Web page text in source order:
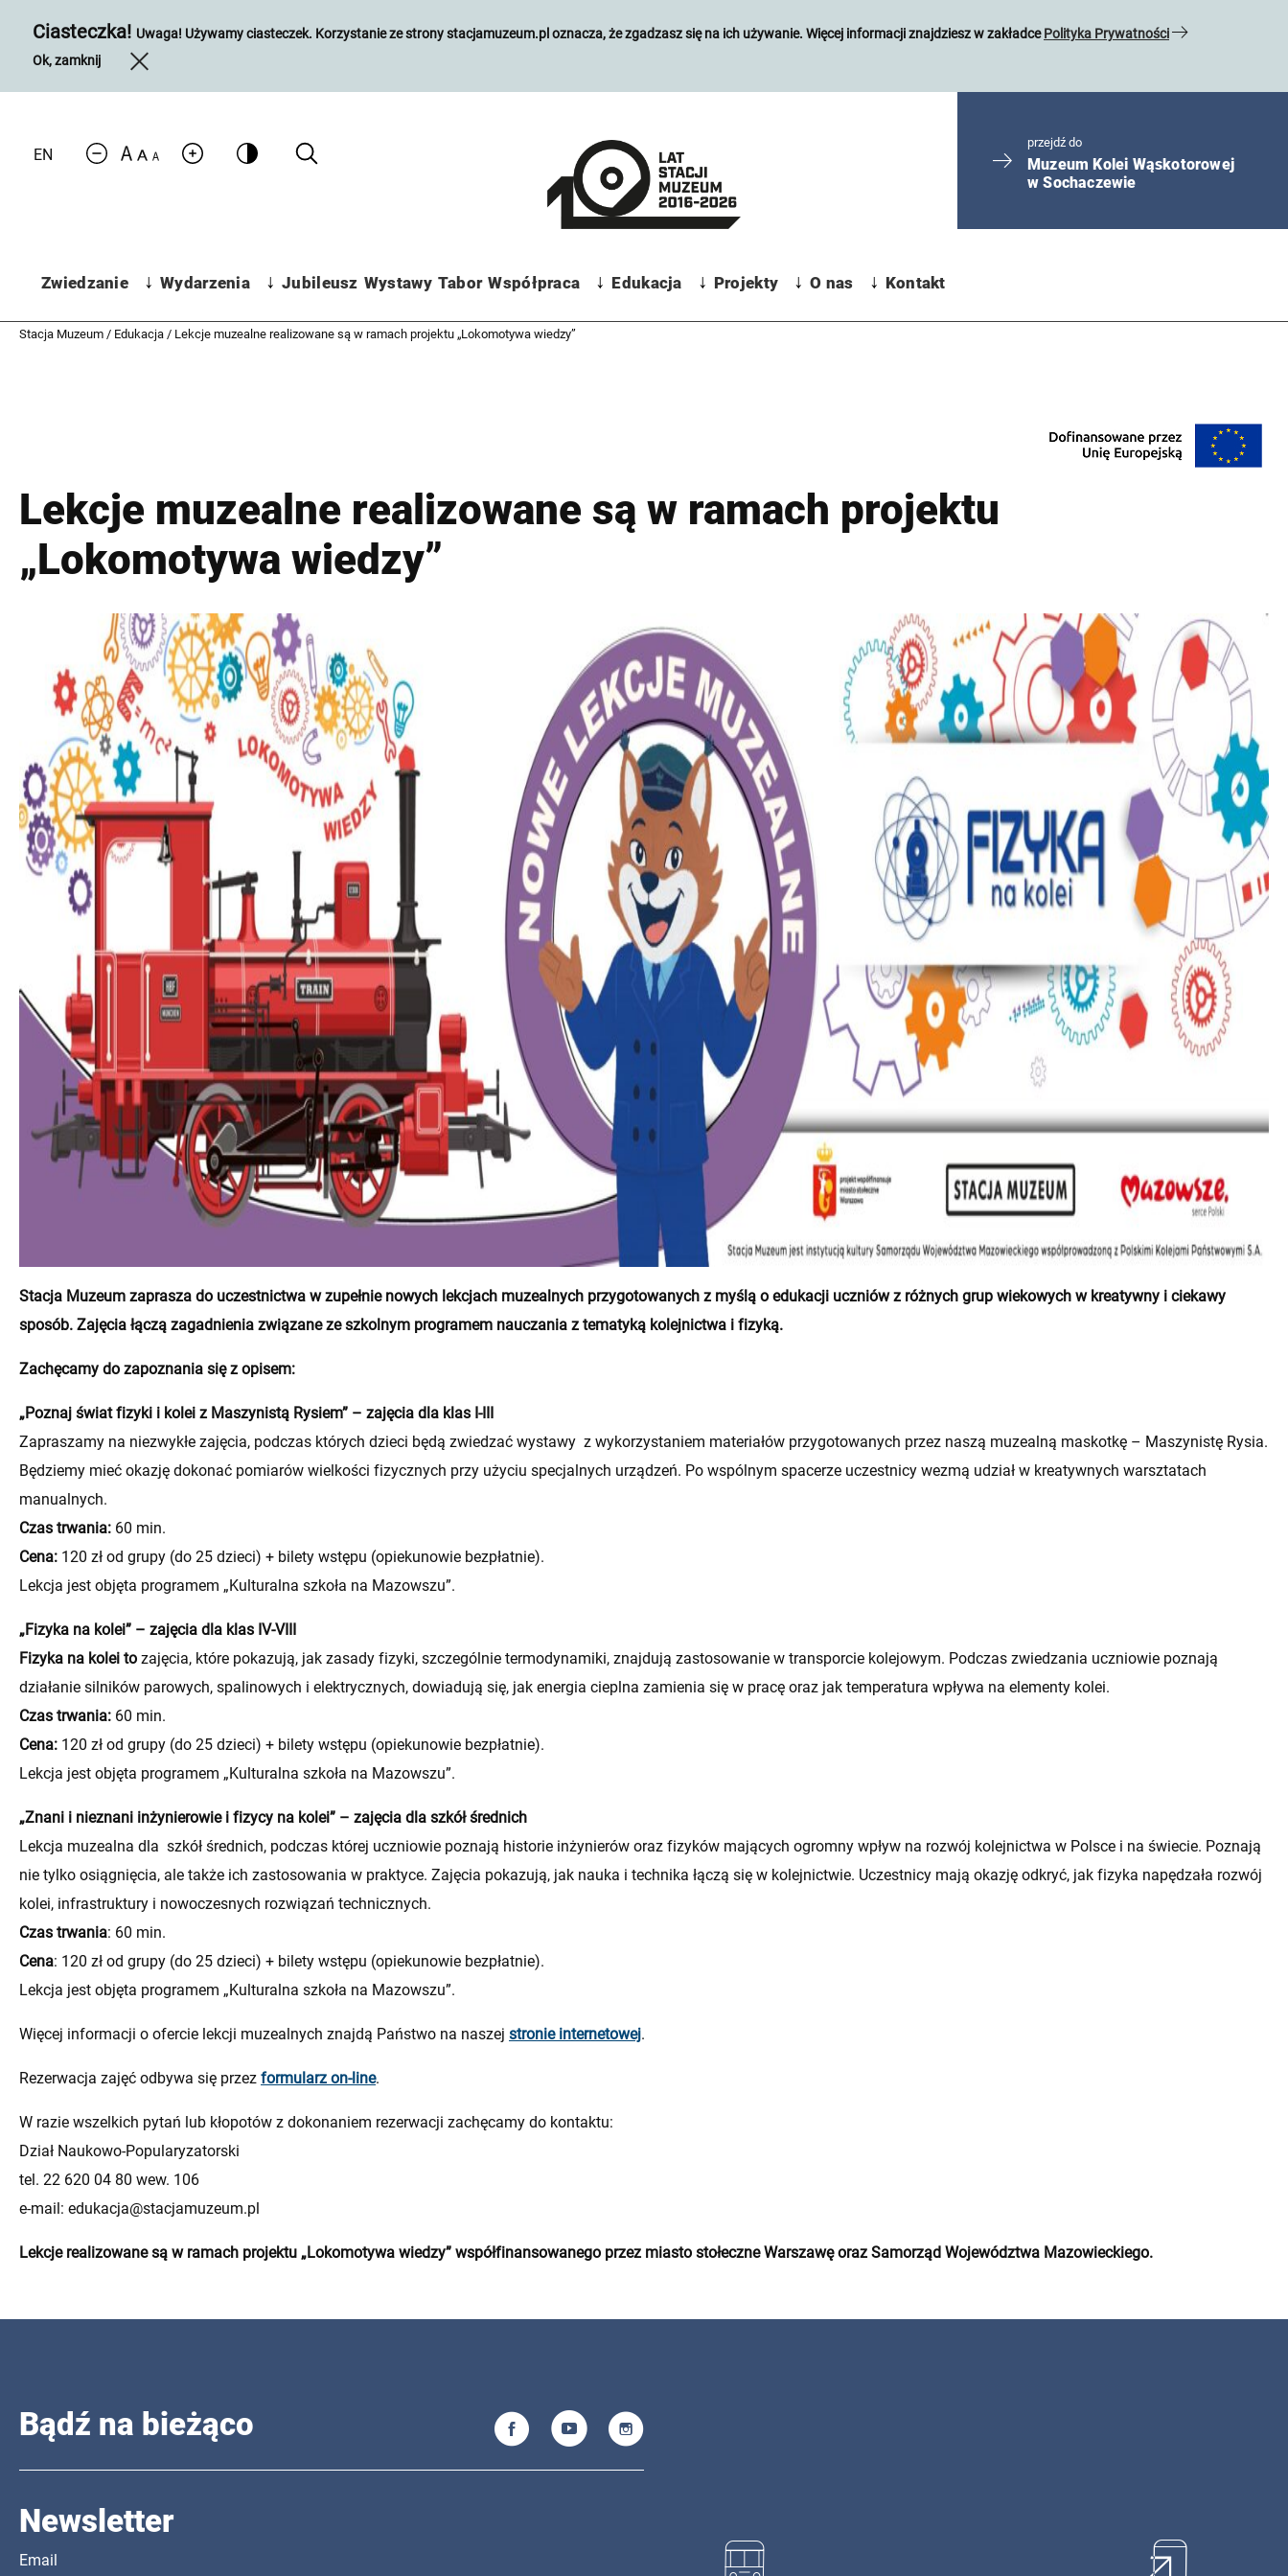
Ciasteczka! Uwaga! Używamy ciasteczek. Korzystanie ze strony stacjamuzeum.pl oznacza, że zgadzasz się na ich używanie. Więcej informacji znajdziesz w zakładcePolityka Prywatności
Ok, zamknij
EN
przejdź do
Muzeum Kolei Wąskotorowej
w Sochaczewie
Zwiedzanie
Expand
menu
Wydarzenia
Expand
menu
Jubileusz Wystawy Tabor Współpraca
Expand
menu
Edukacja
Expand
menu
Projekty
Expand
menu
O nas
Expand
menu
Kontakt
Stacja Muzeum / Edukacja / Lekcje muzealne realizowane są w ramach projektu „Lokomotywa wiedzy”
Lekcje muzealne realizowane są w ramach projektu
„Lokomotywa wiedzy”
Stacja Muzeum zaprasza do uczestnictwa w zupełnie nowych lekcjach muzealnych przygotowanych z myślą o edukacji uczniów z różnych grup wiekowych w kreatywny i ciekawy
sposób. Zajęcia łączą zagadnienia związane ze szkolnym programem nauczania z tematyką kolejnictwa i fizyką.
Zachęcamy do zapoznania się z opisem:
„Poznaj świat fizyki i kolei z Maszynistą Rysiem” – zajęcia dla klas I-III
Zapraszamy na niezwykłe zajęcia, podczas których dzieci będą zwiedzać wystawy z wykorzystaniem materiałów przygotowanych przez naszą muzealną maskotkę – Maszynistę Rysia.
Będziemy mieć okazję dokonać pomiarów wielkości fizycznych przy użyciu specjalnych urządzeń. Po wspólnym spacerze uczestnicy wezmą udział w kreatywnych warsztatach
manualnych.
Czas trwania: 60 min.
Cena: 120 zł od grupy (do 25 dzieci) + bilety wstępu (opiekunowie bezpłatnie).
Lekcja jest objęta programem „Kulturalna szkoła na Mazowszu”.
„Fizyka na kolei” – zajęcia dla klas IV-VIII
Fizyka na kolei to zajęcia, które pokazują, jak zasady fizyki, szczególnie termodynamiki, znajdują zastosowanie w transporcie kolejowym. Podczas zwiedzania uczniowie poznają
działanie silników parowych, spalinowych i elektrycznych, dowiadują się, jak energia cieplna zamienia się w pracę oraz jak temperatura wpływa na elementy kolei.
Czas trwania: 60 min.
Cena: 120 zł od grupy (do 25 dzieci) + bilety wstępu (opiekunowie bezpłatnie).
Lekcja jest objęta programem „Kulturalna szkoła na Mazowszu”.
„Znani i nieznani inżynierowie i fizycy na kolei” – zajęcia dla szkół średnich
Lekcja muzealna dla szkół średnich, podczas której uczniowie poznają historie inżynierów oraz fizyków mających ogromny wpływ na rozwój kolejnictwa w Polsce i na świecie. Poznają
nie tylko osiągnięcia, ale także ich zastosowania w praktyce. Zajęcia pokazują, jak nauka i technika łączą się w kolejnictwie. Uczestnicy mają okazję odkryć, jak fizyka napędzała rozwój
kolei, infrastruktury i nowoczesnych rozwiązań technicznych.
Czas trwania: 60 min.
Cena: 120 zł od grupy (do 25 dzieci) + bilety wstępu (opiekunowie bezpłatnie).
Lekcja jest objęta programem „Kulturalna szkoła na Mazowszu”.
Więcej informacji o ofercie lekcji muzealnych znajdą Państwo na naszej stronie internetowej.
Rezerwacja zajęć odbywa się przez formularz on-line.
W razie wszelkich pytań lub kłopotów z dokonaniem rezerwacji zachęcamy do kontaktu:
Dział Naukowo-Popularyzatorski
tel. 22 620 04 80 wew. 106
e-mail: edukacja@stacjamuzeum.pl
Lekcje realizowane są w ramach projektu „Lokomotywa wiedzy” współfinansowanego przez miasto stołeczne Warszawę oraz Samorząd Województwa Mazowieckiego.
Bądź na bieżąco
Newsletter
Email